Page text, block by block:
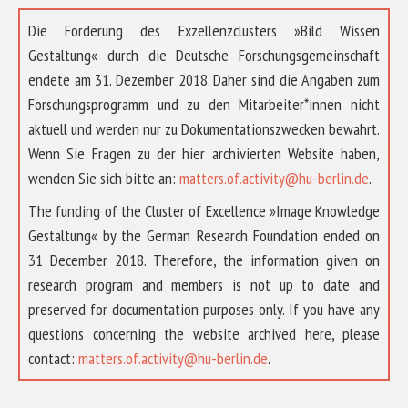
Die Förderung des Exzellenzclusters »Bild Wissen
Gestaltung« durch die Deutsche Forschungsgemeinschaft
endete am 31. Dezember 2018. Daher sind die Angaben zum
Forschungsprogramm und zu den Mitarbeiter*innen nicht
aktuell und werden nur zu Dokumentationszwecken bewahrt.
Wenn Sie Fragen zu der hier archivierten Website haben,
wenden Sie sich bitte an: matters.of.activity@hu-berlin.de.
The funding of the Cluster of Excellence »Image Knowledge
Gestaltung« by the German Research Foundation ended on
31 December 2018. Therefore, the information given on
research program and members is not up to date and
preserved for documentation purposes only. If you have any
questions concerning the website archived here, please
contact: matters.of.activity@hu-berlin.de.
ÜBER UNS